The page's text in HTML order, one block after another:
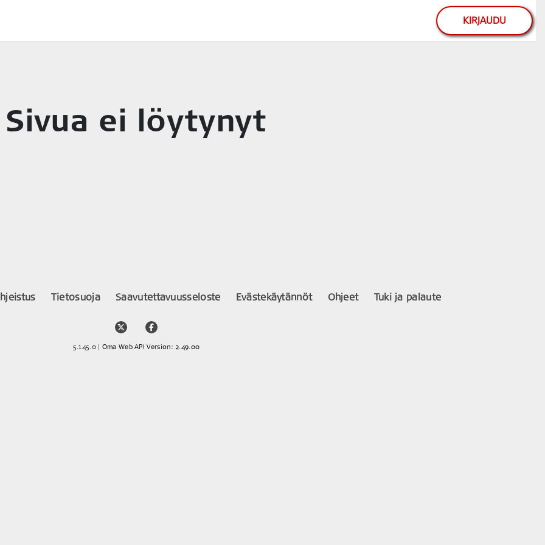
KIRJAUDU
Sivua ei löytynyt
Tietosuoja Saavutettavuusseloste Evästekäytännöt Ohjeet Tuki ja palaute
5.145.0 | Oma Web API Version: 2.49.00